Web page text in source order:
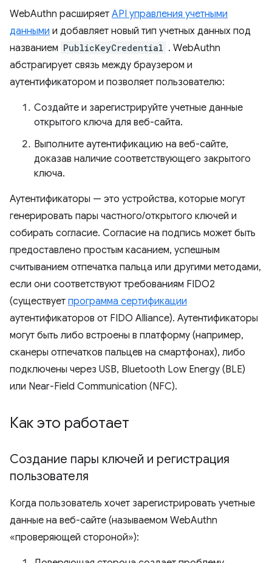
WebAuthn расширяет API управления учетными
данными и добавляет новый тип учетных данных под
названием PublicKeyCredential . WebAuthn
абстрагирует связь между браузером и
аутентификатором и позволяет пользователю:
Создайте и зарегистрируйте учетные данные
открытого ключа для веб-сайта.
Выполните аутентификацию на веб-сайте,
доказав наличие соответствующего закрытого
ключа.
Аутентификаторы — это устройства, которые могут
генерировать пары частного/открытого ключей и
собирать согласие. Согласие на подпись может быть
предоставлено простым касанием, успешным
считыванием отпечатка пальца или другими методами,
если они соответствуют требованиям FIDO2
(существует программа сертификации
аутентификаторов от FIDO Alliance). Аутентификаторы
могут быть либо встроены в платформу (например,
сканеры отпечатков пальцев на смартфонах), либо
подключены через USB, Bluetooth Low Energy (BLE)
или Near-Field Communication (NFC).
Как это работает
Создание пары ключей и регистрация
пользователя
Когда пользователь хочет зарегистрировать учетные
данные на веб-сайте (называемом WebAuthn
«проверяющей стороной»):